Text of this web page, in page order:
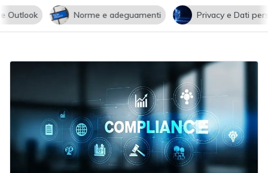
Norme e adeguamenti Privacy e Dati